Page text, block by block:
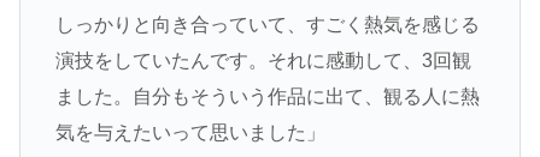
しっかりと向き合っていて、すごく熱気を感じる
演技をしていたんです。それに感動して、3回観
ました。自分もそういう作品に出て、観る人に熱
気を与えたいって思いました」